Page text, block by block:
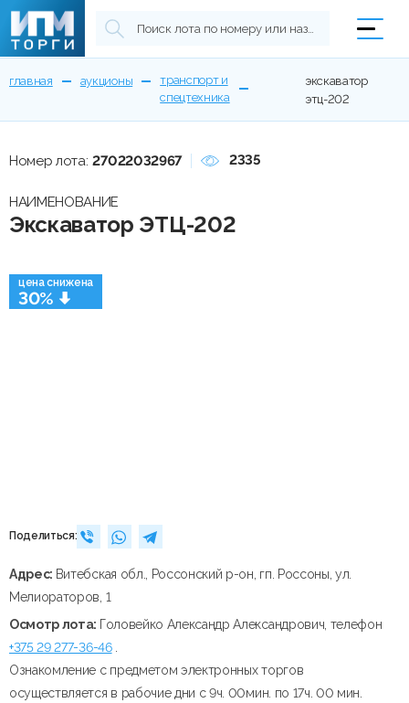
главная аукционы
транспорт и
спецтехника
экскаватор
этц-202
цена снижена
30%
Поделиться:
Номер лота: 27022032967 2335
НАИМЕНОВАНИЕ
Экскаватор ЭТЦ-202
Адрес: Витебская обл., Россонский р-он, гп. Россоны, ул.
Мелиораторов, 1
Осмотр лота: Головейко Александр Александрович, телефон
+375 29 277-36-46.
Ознакомление с предметом электронных торгов
осуществляется в рабочие дни с 9ч. 00мин. по 17ч. 00 мин.